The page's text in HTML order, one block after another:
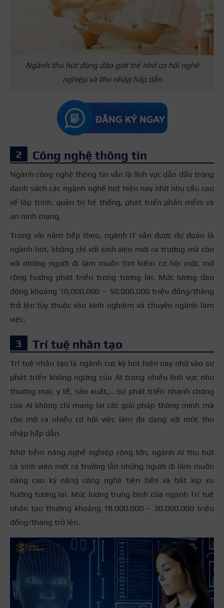
Ngành thu hút đông đảo giới trẻ nhờ cơ hội nghề
nghiệp và thu nhập hấp dẫn
Công nghệ thông tin
Ngành công nghệ thông tin vẫn là lĩnh vực dẫn đầu trong
danh sách các ngành nghề hot hiện nay nhờ nhu cầu cao
về lập trình, quản trị hệ thống, phát triển phần mềm và
an ninh mạng.
Trong vài năm tiếp theo, ngành IT vẫn được dự đoán là
ngành hot, không chỉ với sinh viên mới ra trường mà còn
với những người đi làm muốn tìm kiếm cơ hội mới, mở
rộng hướng phát triển trong tương lai. Mức lương dao
động khoảng 10.000.000 – 50.000.000 triệu đồng/tháng
trở lên tùy thuộc vào kinh nghiệm và chuyên ngành làm
việc.
Trí tuệ nhân tạo
Trí tuệ nhân tạo là ngành cực kỳ hot hiện nay nhờ vào sự
phát triển không ngừng của AI trong nhiều lĩnh vực như
thương mại, y tế, sản xuất,… Sự phát triển nhanh chóng
của AI không chỉ mang lại các giải pháp thông minh mà
còn mở ra nhiều cơ hội việc làm đa dạng với mức thu
nhập hấp dẫn.
Nhờ tiềm năng nghề nghiệp rộng lớn, ngành AI thu hút
cả sinh viên mới ra trường lẫn những người đi làm muốn
nâng cao kỹ năng công nghệ tiên tiến và bắt kịp xu
hướng tương lai. Mức lương trung bình của ngành Trí tuệ
nhân tạo thường khoảng 18.000.000 – 30.000.000 triệu
đồng/tháng trở lên.